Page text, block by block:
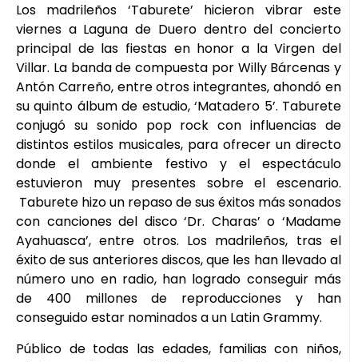
Los madrileños ‘Taburete’ hicieron vibrar este
viernes a Laguna de Duero dentro del concierto
principal de las fiestas en honor a la Virgen del
Villar. La banda de compuesta por Willy Bárcenas y
Antón Carreño, entre otros integrantes, ahondó en
su quinto álbum de estudio, ‘Matadero 5’. Taburete
conjugó su sonido pop rock con influencias de
distintos estilos musicales, para ofrecer un directo
donde el ambiente festivo y el espectáculo
estuvieron muy presentes sobre el escenario.
Taburete hizo un repaso de sus éxitos más sonados
con canciones del disco ‘Dr. Charas’ o ‘Madame
Ayahuasca’, entre otros. Los madrileños, tras el
éxito de sus anteriores discos, que les han llevado al
número uno en radio, han logrado conseguir más
de 400 millones de reproducciones y han
conseguido estar nominados a un Latin Grammy.
Público de todas las edades, familias con niños,